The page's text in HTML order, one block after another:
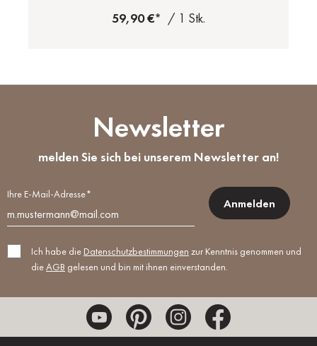
59,90 €* / 1 Stk.
Newsletter
melden Sie sich bei unserem Newsletter an!
Ihre E-Mail-Adresse*
Anmelden
Ich habe die Datenschutzbestimmungen zur Kenntnis genommen und
dieAGB gelesen und bin mit ihnen einverstanden.